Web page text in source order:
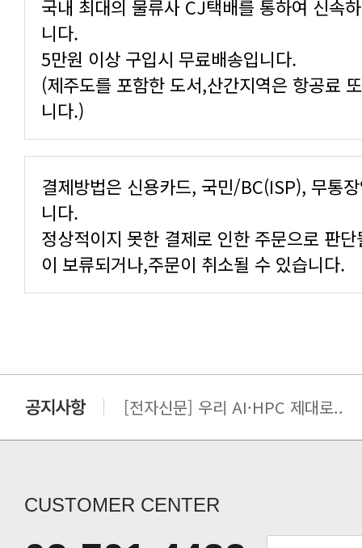
니다.
5만원 이상 구입시 무료배송입니다.
니다.)
니다.
이 보류되거나,주문이 취소될 수 있습니다.
[전자신문] 우리 AI·HPC 제대로..
[전자신문] 테라텍-엣지에이아이,
[전자신문] AI 인프라 써보고 결정..
CUSTOMER CENTER